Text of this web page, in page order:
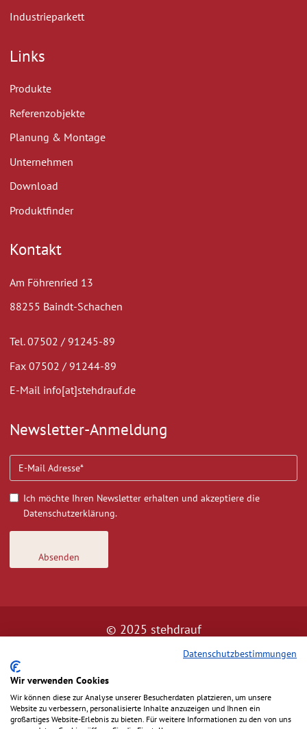
Industrieparkett
Links
Produkte
Referenzobjekte
Planung & Montage
Unternehmen
Download
Produktfinder
Kontakt
Am Föhrenried 13
88255 Baindt-Schachen
Tel. 07502 / 91245-89
Fax 07502 / 91244-89
E-Mail info[at]stehdrauf.de
Newsletter-Anmeldung
Ich möchte Ihren Newsletter erhalten und akzeptiere die
Datenschutzerklärung.
© 2025 stehdrauf
Datenschutz I AGB
Datenschutzbestimmungen
Wir verwenden Cookies
Wir können diese zur Analyse unserer Besucherdaten platzieren, um unsere
Website zu verbessern, personalisierte Inhalte anzuzeigen und Ihnen ein
großartiges Website-Erlebnis zu bieten. Für weitere Informationen zu den von uns